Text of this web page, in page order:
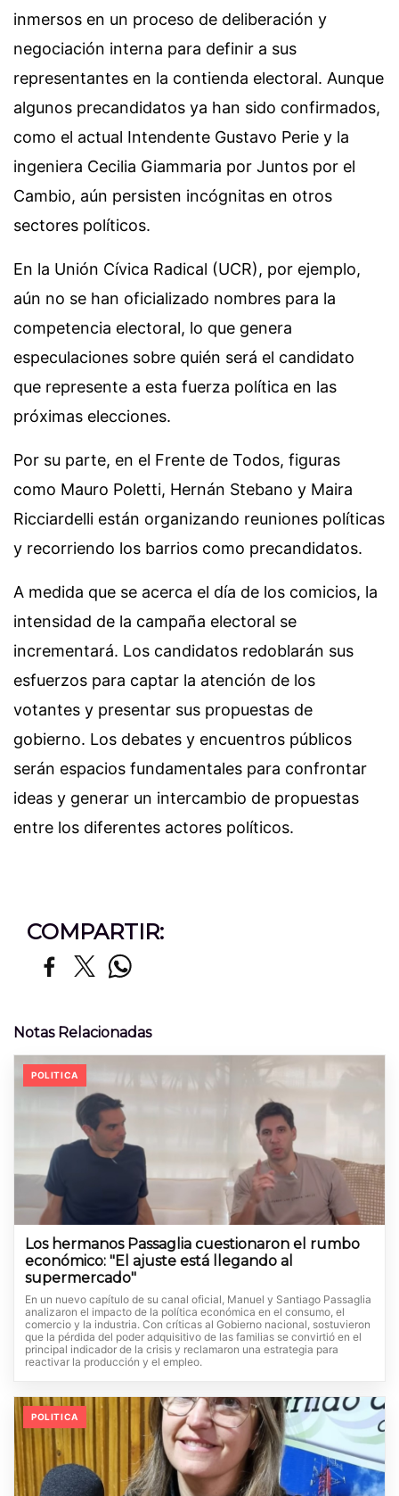
inmersos en un proceso de deliberación y
negociación interna para definir a sus
representantes en la contienda electoral. Aunque
algunos precandidatos ya han sido confirmados,
como el actual Intendente Gustavo Perie y la
ingeniera Cecilia Giammaria por Juntos por el
Cambio, aún persisten incógnitas en otros
sectores políticos.
En la Unión Cívica Radical (UCR), por ejemplo,
aún no se han oficializado nombres para la
competencia electoral, lo que genera
especulaciones sobre quién será el candidato
que represente a esta fuerza política en las
próximas elecciones.
Por su parte, en el Frente de Todos, figuras
como Mauro Poletti, Hernán Stebano y Maira
Ricciardelli están organizando reuniones políticas
y recorriendo los barrios como precandidatos.
A medida que se acerca el día de los comicios, la
intensidad de la campaña electoral se
incrementará. Los candidatos redoblarán sus
esfuerzos para captar la atención de los
votantes y presentar sus propuestas de
gobierno. Los debates y encuentros públicos
serán espacios fundamentales para confrontar
ideas y generar un intercambio de propuestas
entre los diferentes actores políticos.
COMPARTIR:
Notas Relacionadas
POLITICA
Los hermanos Passaglia cuestionaron el rumbo
económico: "El ajuste está llegando al
supermercado"
En un nuevo capítulo de su canal oficial, Manuel y Santiago Passaglia
analizaron el impacto de la política económica en el consumo, el
comercio y la industria. Con críticas al Gobierno nacional, sostuvieron
que la pérdida del poder adquisitivo de las familias se convirtió en el
principal indicador de la crisis y reclamaron una estrategia para
reactivar la producción y el empleo.
POLITICA